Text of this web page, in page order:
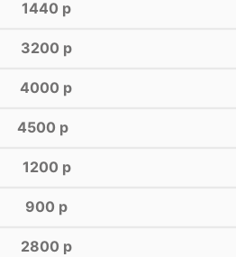
1440 р
3200 р
4000 р
4500 р
1200 р
900 р
2800 р